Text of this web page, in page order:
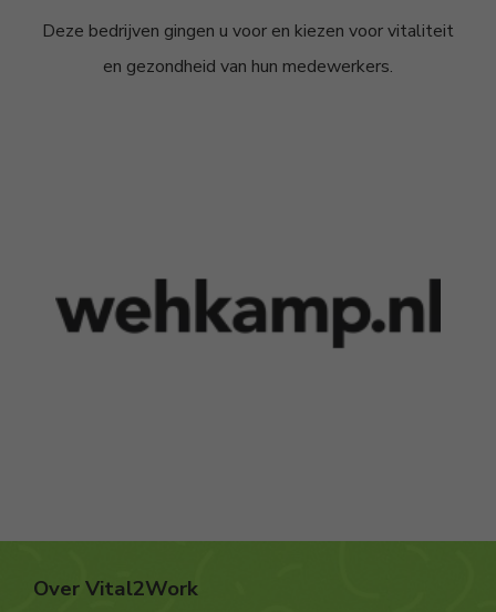
Deze bedrijven gingen u voor en kiezen voor vitaliteit
en gezondheid van hun medewerkers.
Over Vital2Work